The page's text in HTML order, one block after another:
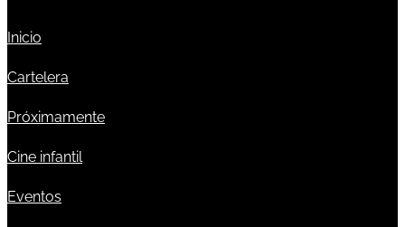
Inicio
Cartelera
Próximamente
Cine infantil
Eventos